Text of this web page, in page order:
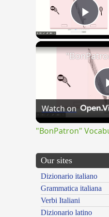
Watch on
"BonPatron"
Our sites
Dizionario italiano
Grammatica italiana
Verbi Italiani
Dizionario latino